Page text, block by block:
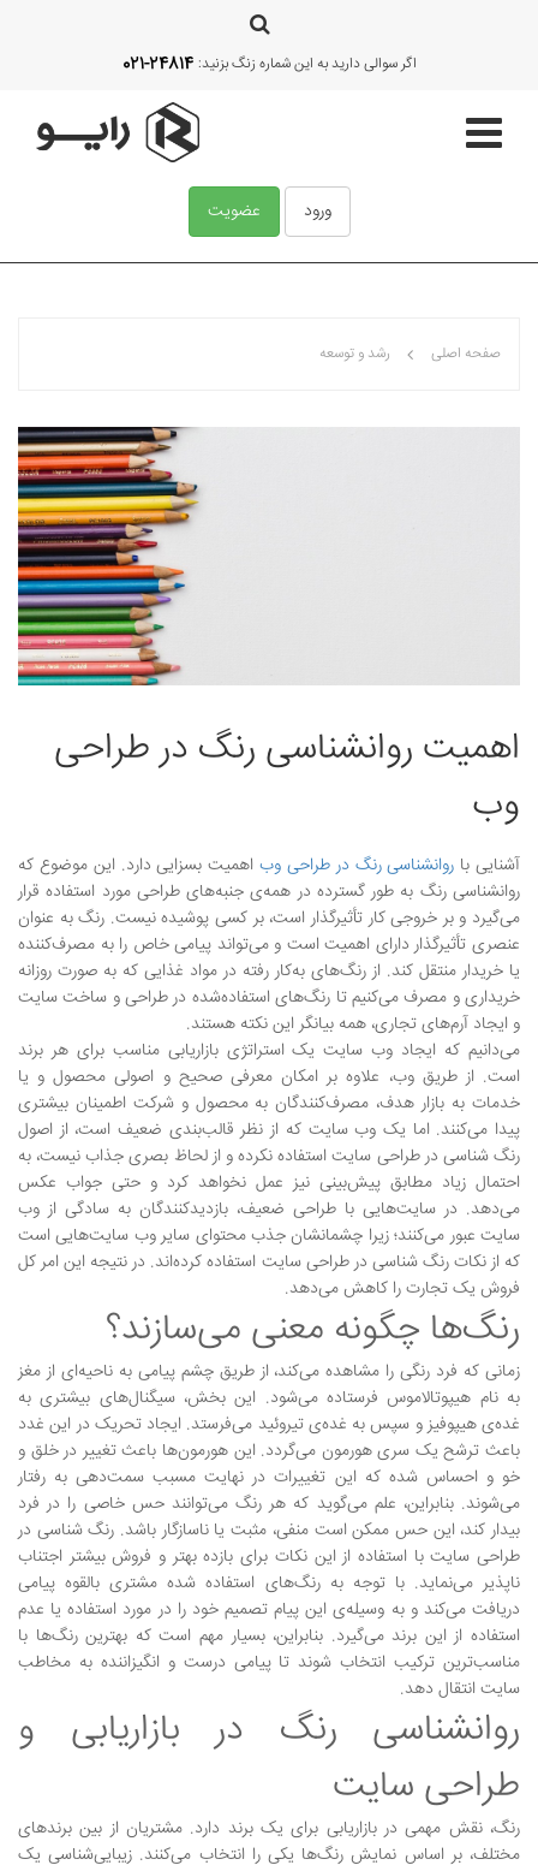
اگر سوالی دارید به این شماره زنگ بزنید: 021-24814
ورود عضویت
آموزش
تماس با ما
بیشتر
صفحه اصلی رشد و توسعه
اهمیت روانشناسی رنگ در طراحی
وب
آشنایی با روانشناسی رنگ در طراحی وب اهمیت بسزایی دارد. این موضوع که
روانشناسی رنگ به طور گسترده در همه‌ی جنبه‌های طراحی مورد استفاده قرار
می‌گیرد و بر خروجی کار تأثیرگذار است، بر کسی پوشیده نیست. رنگ به عنوان
عنصری تأثیرگذار دارای اهمیت است و می‌تواند پیامی خاص را به مصرف‌کننده
یا خریدار منتقل کند. از رنگ‌های به‌کار رفته در مواد غذایی که به صورت روزانه
خریداری و مصرف می‌کنیم تا رنگ‌های استفاده‌شده در طراحی و ساخت سایت
و ایجاد آرم‌های تجاری، همه بیانگر این نکته هستند.
می‌دانیم که ایجاد وب سایت یک استراتژی بازاریابی مناسب برای هر برند
است. از طریق وب، علاوه بر امکان معرفی صحیح و اصولی محصول و یا
خدمات به بازار هدف، مصرف‌کنندگان به محصول و شرکت اطمینان بیشتری
پیدا می‌کنند. اما یک وب سایت که از نظر قالب‌بندی ضعیف است، از اصول
رنگ شناسی در طراحی سایت استفاده نکرده و از لحاظ بصری جذاب نیست، به
احتمال زیاد مطابق پیش‌بینی نیز عمل نخواهد کرد و حتی جواب عکس
می‌دهد. در سایت‌هایی با طراحی ضعیف، بازدیدکنندگان به سادگی از وب
سایت عبور می‌کنند؛ زیرا چشمانشان جذب محتوای سایر وب سایت‌هایی است
که از نکات رنگ شناسی در طراحی سایت استفاده کرده‌اند. در نتیجه این امر کل
فروش یک تجارت را کاهش می‌دهد.
رنگ‌ها چگونه معنی می‌سازند؟
زمانی که فرد رنگی را مشاهده می‌کند، از طریق چشم پیامی به ناحیه‌ای از مغز
به نام هیپوتالاموس فرستاده می‌شود. این بخش، سیگنال‌های بیشتری به
غده‌ی هیپوفیز و سپس به غده‌ی تیروئید می‌فرستد. ایجاد تحریک در این غدد
باعث ترشح یک سری هورمون می‌گردد. این هورمون‌ها باعث تغییر در خلق و
خو و احساس شده که این تغییرات در نهایت مسبب سمت‌دهی به رفتار
می‌شوند. بنابراین، علم می‌گوید که هر رنگ می‌توانند حس خاصی را در فرد
بیدار کند، این حس ممکن است منفی، مثبت یا ناسازگار باشد. رنگ شناسی در
طراحی سایت با استفاده از این نکات برای بازده بهتر و فروش بیشتر اجتناب
ناپذیر می‌نماید. با توجه به رنگ‌های استفاده شده مشتری بالقوه پیامی
دریافت می‌کند و به وسیله‌ی این پیام تصمیم خود را در مورد استفاده یا عدم
استفاده از این برند می‌گیرد. بنابراین، بسیار مهم است که بهترین رنگ‌ها با
مناسب‌ترین ترکیب انتخاب شوند تا پیامی درست و انگیزاننده به مخاطب
سایت انتقال دهد.
روانشناسی رنگ در بازاریابی و
طراحی سایت
رنگ، نقش مهمی در بازاریابی برای یک برند دارد. مشتریان از بین برندهای
مختلف، بر اساس نمایش رنگ‌ها یکی را انتخاب می‌کنند. زیبایی‌شناسی یک